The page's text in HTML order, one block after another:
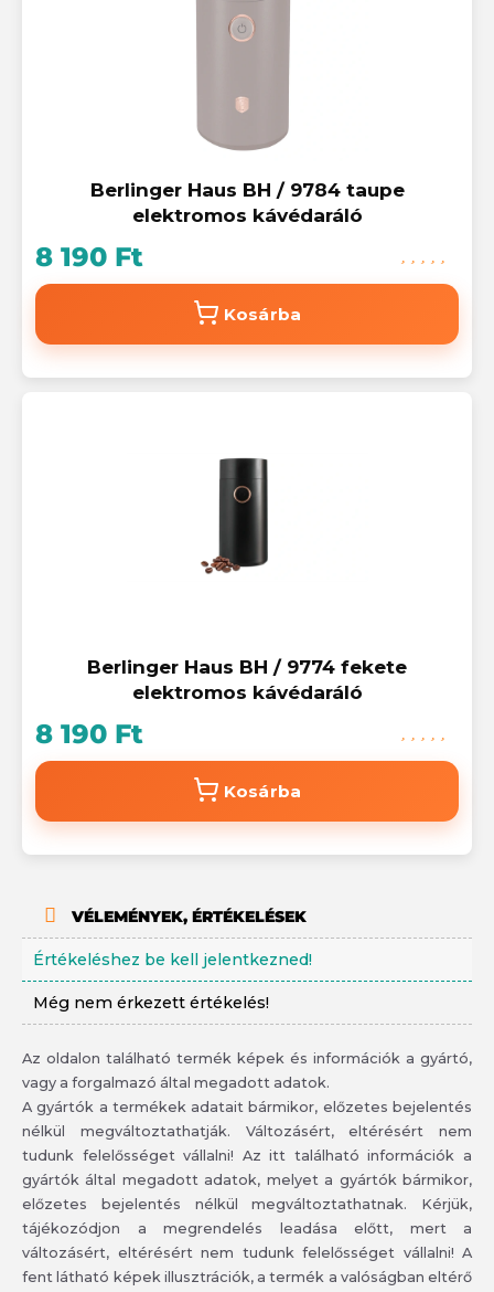
Berlinger Haus BH / 9784 taupe
elektromos kávédaráló
8 190 Ft
Kosárba
Berlinger Haus BH / 9774 fekete
elektromos kávédaráló
8 190 Ft
Kosárba
VÉLEMÉNYEK, ÉRTÉKELÉSEK
Értékeléshez be kell jelentkezned!
Még nem érkezett értékelés!
Az oldalon található termék képek és információk a gyártó,
vagy a forgalmazó által megadott adatok.
A gyártók a termékek adatait bármikor, előzetes bejelentés
nélkül megváltoztathatják. Változásért, eltérésért nem
tudunk felelősséget vállalni! Az itt található információk a
gyártók által megadott adatok, melyet a gyártók bármikor,
előzetes bejelentés nélkül megváltoztathatnak. Kérjük,
tájékozódjon a megrendelés leadása előtt, mert a
változásért, eltérésért nem tudunk felelősséget vállalni! A
fent látható képek illusztrációk, a termék a valóságban eltérő